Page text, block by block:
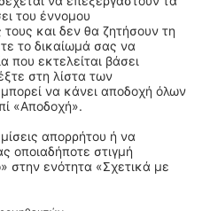
παντός νομίμου δικαιώματος.